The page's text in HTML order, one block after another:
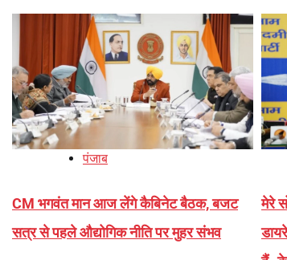
पंजाब
CM भगवंत मान आज लेंगे कैबिनेट बैठक, बजट
सत्र से पहले औद्योगिक नीति पर मुहर संभव
मेरे